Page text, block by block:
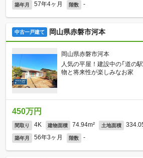
築年月 57年4ヶ月 階数 -
中古一戸建て 岡山県赤磐市河本
岡山県赤磐市河本
人気の平屋！建設中の「道の
物と将来性が楽しみなお家
450万円
間取り 4K 建物面積 74.94m² 土地面積
築年月 56年3ヶ月 階数 -